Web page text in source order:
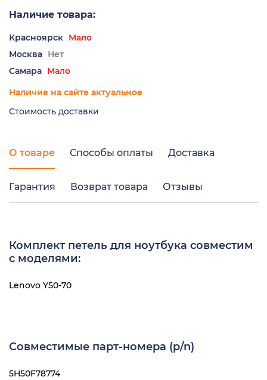
Наличие товара:
Красноярск Мало
Москва Нет
Самара Мало
Наличие на сайте актуальное
Стоимость доставки
О товаре Способы оплаты Доставка
Гарантия Возврат товара Отзывы
Комплект петель для ноутбука совместим
с моделями:
Lenovo Y50-70
Совместимые парт-номера (p/n)
5H50F78774